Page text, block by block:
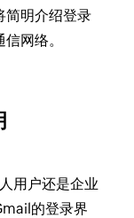
简明介绍登录
网络。
用户还是企业
的登录界